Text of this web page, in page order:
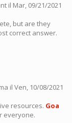
il Mar, 09/21/2021
but are they
correct answer.
il Ven, 10/08/2021
resources. Goa
everyone.